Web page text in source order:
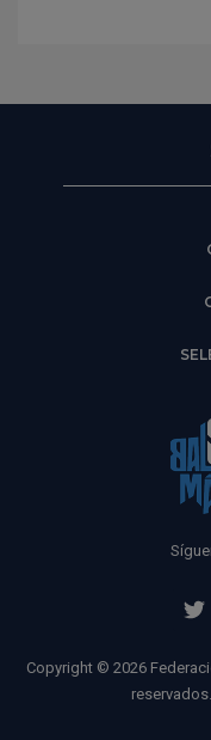
Copyright © 2026